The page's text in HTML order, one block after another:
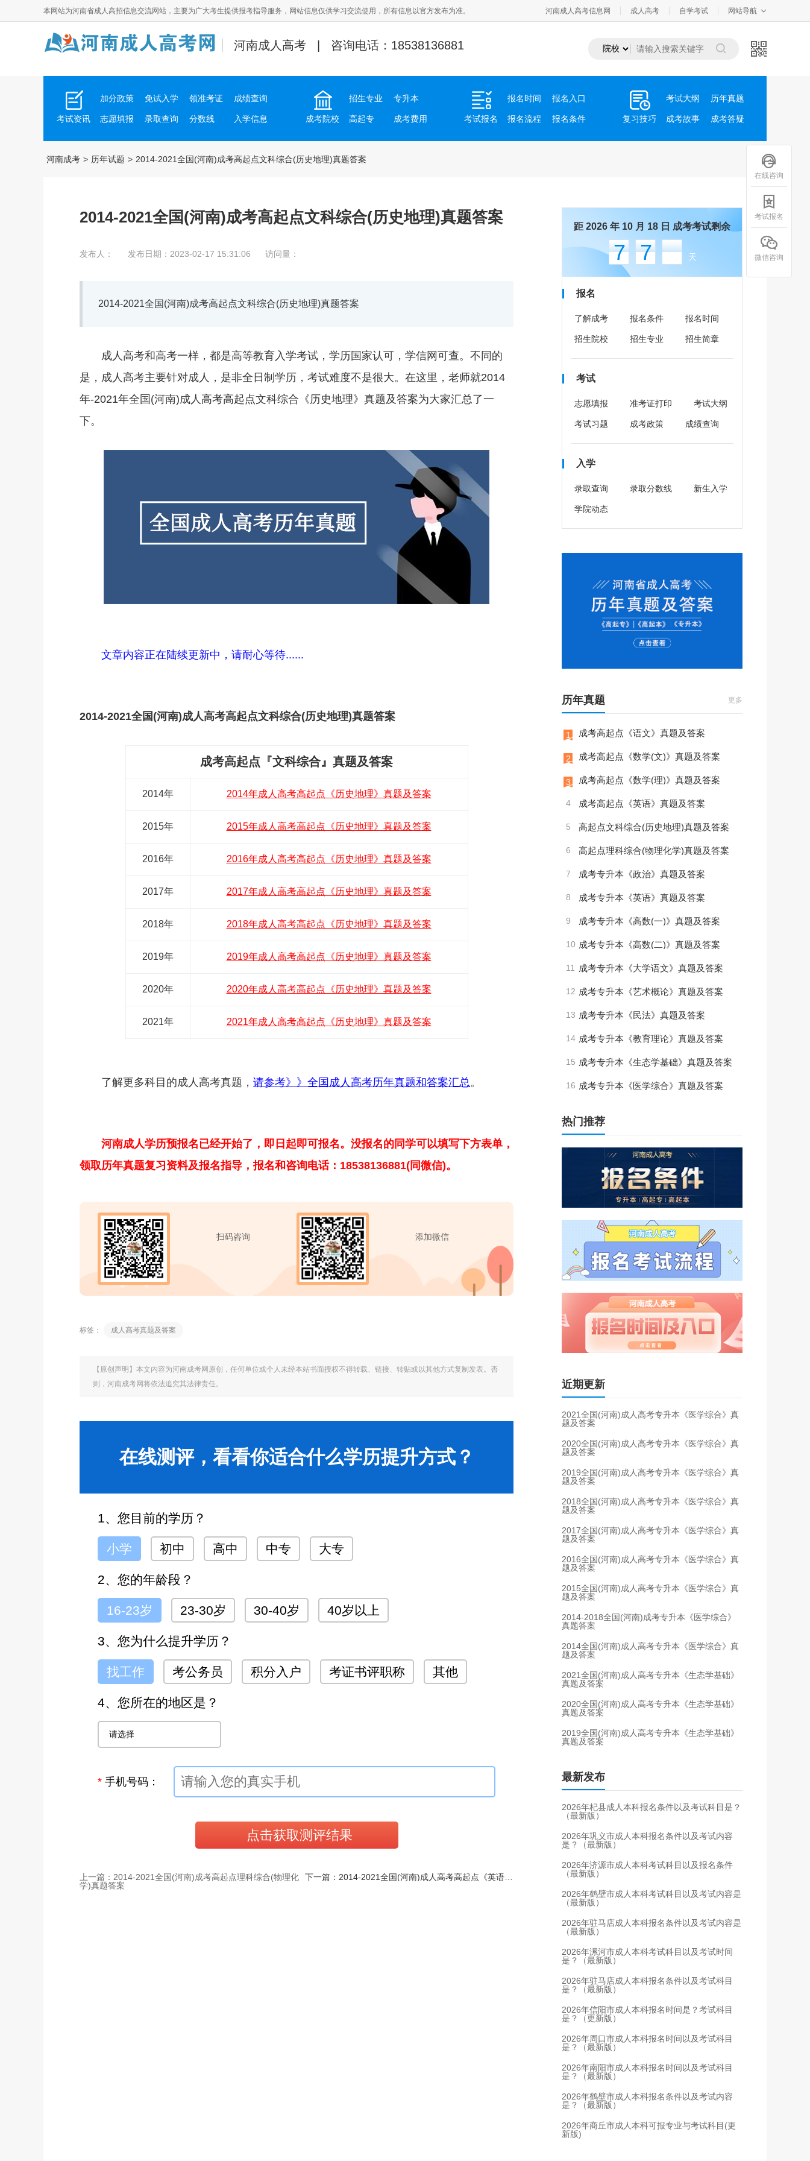
本网站为河南省成人高招信息交流网站，主要为广大考生提供报考指导服务，网站信息仅供学习交流使用，所有信息以官方发布为准。 河南成人高考信息网 成人高考 自学考试 网站导航
河南成人高考 | 咨询电话：18538136881
考试资讯
加分政策 免试入学 领准考证 成绩查询
志愿填报 录取查询 分数线 入学信息 成考院校
招生专业 专升本
高起专 成考费用 考试报名
报名时间 报名入口
报名流程 报名条件 复习技巧
考试大纲 历年真题
成考故事 成考答疑
河南成考 > 历年试题 > 2014-2021全国(河南)成考高起点文科综合(历史地理)真题答案
2014-2021全国(河南)成考高起点文科综合(历史地理)真题答案
发布人： 发布日期：2023-02-17 15:31:06 访问量：
2014-2021全国(河南)成考高起点文科综合(历史地理)真题答案
成人高考和高考一样，都是高等教育入学考试，学历国家认可，学信网可查。不同的
是，成人高考主要针对成人，是非全日制学历，考试难度不是很大。在这里，老师就2014
年-2021年全国(河南)成人高考高起点文科综合《历史地理》真题及答案为大家汇总了一
下。
文章内容正在陆续更新中，请耐心等待......
2014-2021全国(河南)成人高考高起点文科综合(历史地理)真题答案
成考高起点『文科综合』真题及答案
2014年 2014年成人高考高起点《历史地理》真题及答案
2015年 2015年成人高考高起点《历史地理》真题及答案
2016年 2016年成人高考高起点《历史地理》真题及答案
2017年 2017年成人高考高起点《历史地理》真题及答案
2018年 2018年成人高考高起点《历史地理》真题及答案
2019年 2019年成人高考高起点《历史地理》真题及答案
2020年 2020年成人高考高起点《历史地理》真题及答案
2021年 2021年成人高考高起点《历史地理》真题及答案
了解更多科目的成人高考真题， 请参考》》全国成人高考历年真题和答案汇总。
河南成人学历预报名已经开始了，即日起即可报名。没报名的同学可以填写下方表单，
领取历年真题复习资料及报名指导，报名和咨询电话：18538136881(同微信)。
扫码咨询 添加微信
标签： 成人高考真题及答案
【原创声明】本文内容为河南成考网原创，任何单位或个人未经本站书面授权不得转载、链接、转贴或以其他方式复制发表。否
则，河南成考网将依法追究其法律责任。
在线测评，看看你适合什么学历提升方式？
1、您目前的学历？
小学 初中 高中 中专 大专
2、您的年龄段？
16-23岁 23-30岁 30-40岁 40岁以上
3、您为什么提升学历？
找工作 考公务员 积分入户 考证书评职称 其他
4、您所在的地区是？
* 手机号码：
上一篇：2014-2021全国(河南)成考高起点理科综合(物理化
学)真题答案
距 2026 年 10 月 18 日 成考考试剩余
77 天
报名
了解成考 报名条件 报名时间
招生院校 招生专业 招生简章
考试
志愿填报 准考证打印 考试大纲
考试习题 成考政策 成绩查询
入学
录取查询 录取分数线 新生入学
学院动态
历年真题 更多
1 成考高起点《语文》真题及答案
2 成考高起点《数学(文)》真题及答案
3 成考高起点《数学(理)》真题及答案
4 成考高起点《英语》真题及答案
5 高起点文科综合(历史地理)真题及答案
6 高起点理科综合(物理化学)真题及答案
7 成考专升本《政治》真题及答案
8 成考专升本《英语》真题及答案
9 成考专升本《高数(一)》真题及答案
10 成考专升本《高数(二)》真题及答案
11 成考专升本《大学语文》真题及答案
12 成考专升本《艺术概论》真题及答案
13 成考专升本《民法》真题及答案
14 成考专升本《教育理论》真题及答案
15 成考专升本《生态学基础》真题及答案
16 成考专升本《医学综合》真题及答案
热门推荐
近期更新
2021全国(河南)成人高考专升本《医学综合》真
题及答案
2020全国(河南)成人高考专升本《医学综合》真
题及答案
2019全国(河南)成人高考专升本《医学综合》真
题及答案
2018全国(河南)成人高考专升本《医学综合》真
题及答案
2017全国(河南)成人高考专升本《医学综合》真
题及答案
2016全国(河南)成人高考专升本《医学综合》真
题及答案
2015全国(河南)成人高考专升本《医学综合》真
题及答案
2014-2018全国(河南)成考专升本《医学综合》
真题答案
2014全国(河南)成人高考专升本《医学综合》真
题及答案
2021全国(河南)成人高考专升本《生态学基础》
真题及答案
2020全国(河南)成人高考专升本《生态学基础》
真题及答案
2019全国(河南)成人高考专升本《生态学基础》
真题及答案
最新发布
2026年杞县成人本科报名条件以及考试科目是？
（最新版）
2026年巩义市成人本科报名条件以及考试内容
是？（最新版）
2026年济源市成人本科考试科目以及报名条件
（最新版）
2026年鹤壁市成人本科考试科目以及考试内容是
（最新版）
2026年驻马店成人本科报名条件以及考试内容是
（最新版）
2026年漯河市成人本科考试科目以及考试时间
是？（最新版）
2026年驻马店成人本科报名条件以及考试科目
是？（最新版）
2026年信阳市成人本科报名时间是？考试科目
是？（更新版）
2026年周口市成人本科报名时间以及考试科目
是？（最新版）
2026年南阳市成人本科报名时间以及考试科目
是？（最新版）
2026年鹤壁市成人本科报名条件以及考试内容
是？（最新版）
2026年商丘市成人本科可报专业与考试科目(更
新版)
在线咨询
考试报名
微信咨询